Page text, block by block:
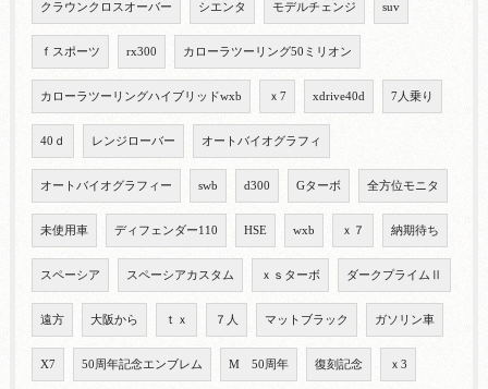
クラウンクロスオーバー シエンタ モデルチェンジ suv
ｆスポーツ rx300 カローラツーリング50ミリオン
カローラツーリングハイブリッドwxb ｘ7 xdrive40d 7人乗り
40ｄ レンジローバー オートバイオグラフィ
オートバイオグラフィー swb d300 Gターボ 全方位モニタ
未使用車 ディフェンダー110 HSE wxb ｘ７ 納期待ち
スペーシア スペーシアカスタム ｘｓターボ ダークプライムⅡ
遠方 大阪から ｔｘ ７人 マットブラック ガソリン車
X7 50周年記念エンブレム M 50周年 復刻記念 ｘ3